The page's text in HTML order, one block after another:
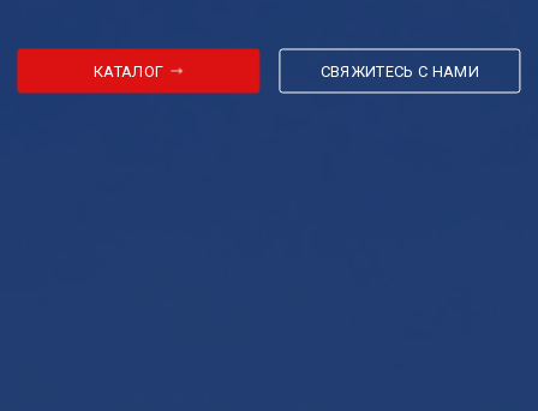
КАТАЛОГ CВЯЖИТЕСЬ С НАМИ